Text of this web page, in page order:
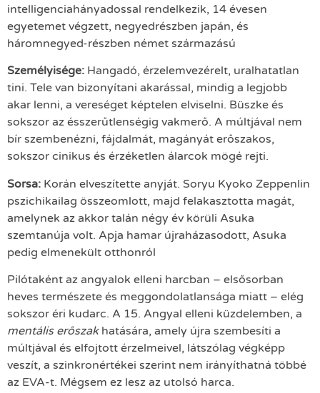
intelligenciahányadossal rendelkezik, 14 évesen
egyetemet végzett, negyedrészben japán, és
háromnegyed-részben német származású
Személyisége: Hangadó, érzelemvezérelt, uralhatatlan
tini. Tele van bizonyítani akarással, mindig a legjobb
akar lenni, a vereséget képtelen elviselni. Büszke és
sokszor az ésszerűtlenségig vakmerő. A múltjával nem
bír szembenézni, fájdalmát, magányát erőszakos,
sokszor cinikus és érzéketlen álarcok mögé rejti.
Sorsa: Korán elveszítette anyját. Soryu Kyoko Zeppenlin
pszichikailag összeomlott, majd felakasztotta magát,
amelynek az akkor talán négy év körüli Asuka
szemtanúja volt. Apja hamar újraházasodott, Asuka
pedig elmenekült otthonról
Pilótaként az angyalok elleni harcban – elsősorban
heves természete és meggondolatlansága miatt – elég
sokszor éri kudarc. A 15. Angyal elleni küzdelemben, a
mentális erőszakhatására, amely újra szembesíti a
múltjával és elfojtott érzelmeivel, látszólag végképp
veszít, a szinkronértékei szerint nem irányíthatná többé
az EVA-t. Mégsem ez lesz az utolsó harca.